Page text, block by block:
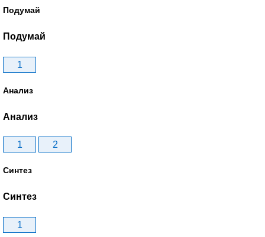
Подумай
Подумай
1
Анализ
Анализ
1 2
Синтез
Синтез
1